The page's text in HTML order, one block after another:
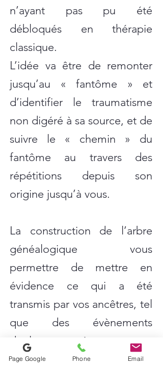
n’ayant pas pu été
débloqués en thérapie
classique.
L’idée va être de remonter
jusqu’au « fantôme » et
d’identifier le traumatisme
non digéré à sa source, et de
suivre le « chemin » du
fantôme au travers des
répétitions depuis son
origine jusqu’à vous.
La construction de l’arbre
généalogique vous
permettre de mettre en
évidence ce qui a été
transmis par vos ancêtres, tel
que des évènements
douloureux vécus et non
acceptés, non conscientisés
Page Google Phone Email